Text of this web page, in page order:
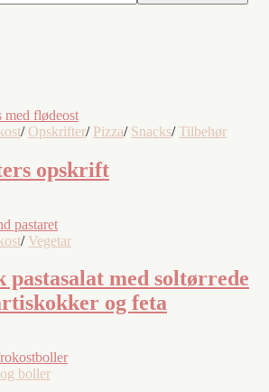
/ Opskrifter/ Pizza/ Snacks/ Tilbehør
opskrift
/ Vegetar
pastasalat med soltørrede
og feta
boller